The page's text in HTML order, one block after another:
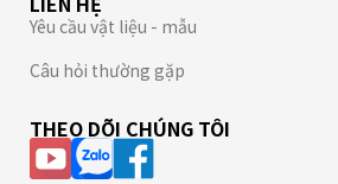
Yêu cầu vật liệu - mẫu
Câu hỏi thường gặp
THEO DÕI CHÚNG TÔI